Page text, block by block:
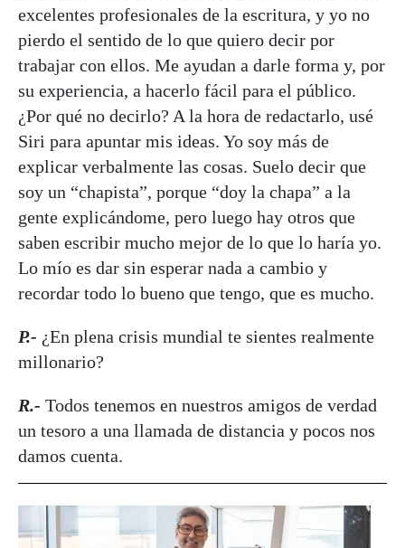
excelentes profesionales de la escritura, y yo no
pierdo el sentido de lo que quiero decir por
trabajar con ellos. Me ayudan a darle forma y, por
su experiencia, a hacerlo fácil para el público.
¿Por qué no decirlo? A la hora de redactarlo, usé
Siri para apuntar mis ideas. Yo soy más de
explicar verbalmente las cosas. Suelo decir que
soy un “chapista”, porque “doy la chapa” a la
gente explicándome, pero luego hay otros que
saben escribir mucho mejor de lo que lo haría yo.
Lo mío es dar sin esperar nada a cambio y
recordar todo lo bueno que tengo, que es mucho.
P.- ¿En plena crisis mundial te sientes realmente
millonario?
R.- Todos tenemos en nuestros amigos de verdad
un tesoro a una llamada de distancia y pocos nos
damos cuenta.